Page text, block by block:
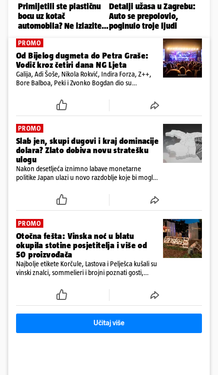
PROMO
Od Bijelog dugmeta do Petra Graše:
Vodič kroz četiri dana NG Ljeta
Galija, Adi Šoše, Nikola Rokvić, Indira Forza, Z++,
Bore Balboa, Peki i Zvonko Bogdan dio su
16. kolovoza održati na dvije pozornice
PROMO
Slab jen, skupi dugovi i kraj dominacije
dolara? Zlato dobiva novu stratešku
ulogu
Nakon desetljeća iznimno labave monetarne
politike Japan ulazi u novo razdoblje koje bi moglo
PROMO
Otočna fešta: Vinska noć u blatu
okupila stotine posjetitelja i više od
50 proizvođača
Najbolje etikete Korčule, Lastova i Pelješca kušali su
vinski znalci, sommelieri i brojni poznati gosti,
Učitaj više